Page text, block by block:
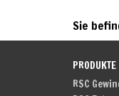
Sie
PRODUKTE
RSC